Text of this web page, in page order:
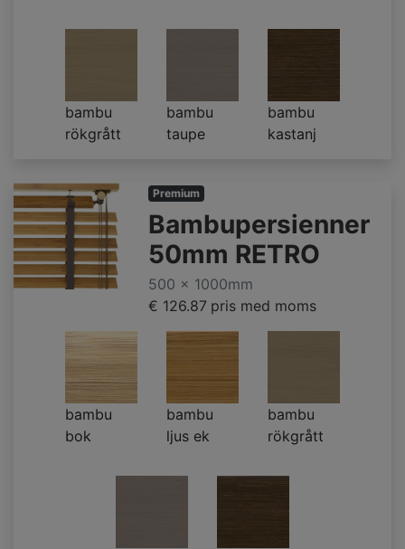
bambu
rökgrått
bambu
taupe
bambu
kastanj
Premium
Bambupersienner
50mm RETRO
500 x 1000mm
€ 126.87 pris med moms
bambu
bok
bambu
ljus ek
bambu
rökgrått